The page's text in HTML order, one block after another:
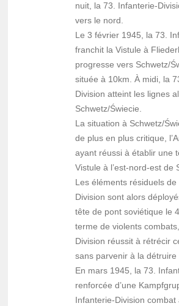
nuit, la 73. Infanterie-
vers le nord.
Le 3 février 1945, la 73.
franchit la Vistule à
progresse vers Schwetz/
située à 10km. À midi, la
Division atteint les lignes
Schwetz/Świecie.
La situation à Schwetz/
de plus en plus critique,
ayant réussi à établir une
Vistule à l’est-nord-est de
Les éléments résiduels
Division sont alors
tête de pont soviétique le
terme de violents
Division réussit à rétrécir
sans parvenir à la détruire
En mars 1945, la 73.
renforcée d’une
Infanterie-Division